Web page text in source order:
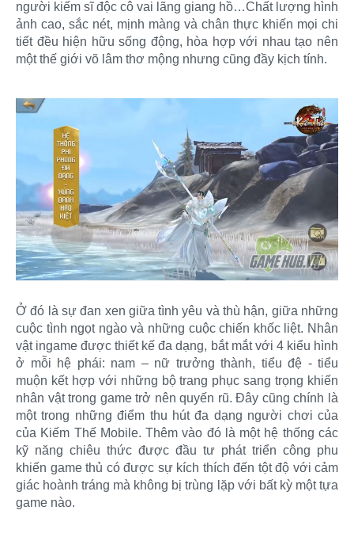
người kiếm sĩ độc cô vai lãng giang hồ…Chất lượng hình
ảnh cao, sắc nét, mịnh màng và chân thực khiến mọi chi
tiết đều hiện hữu sống động, hòa hợp với nhau tạo nên
một thế giới võ lâm thơ mộng nhưng cũng đầy kịch tính.
Ở đó là sự đan xen giữa tình yêu và thù hận, giữa những
cuộc tình ngọt ngào và những cuộc chiến khốc liệt. Nhân
vật ingame được thiết kế đa dạng, bắt mắt với 4 kiểu hình
ở mỗi hệ phái: nam – nữ trưởng thành, tiểu đệ - tiểu
muộn kết hợp với những bộ trang phục sang trọng khiến
nhân vật trong game trở nên quyến rũ. Đây cũng chính là
một trong những điểm thu hút đa dạng người chơi của
của Kiếm Thế Mobile. Thêm vào đó là một hệ thống các
kỹ năng chiêu thức được đầu tư phát triển công phu
khiến game thủ có được sự kích thích đến tột độ với cảm
giác hoành tráng mà không bị trùng lặp với bất kỳ một tựa
game nào.